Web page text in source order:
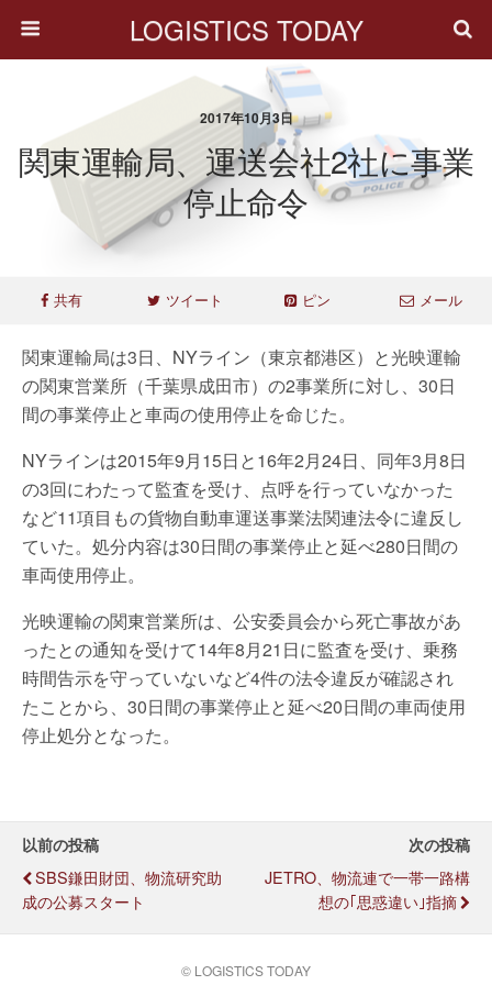
LOGISTICS TODAY
2017年10月3日
関東運輸局、運送会社2社に事業
停止命令
共有 ツイート ピン メール
関東運輸局は3日、NYライン（東京都港区）と光映運輸
の関東営業所（千葉県成田市）の2事業所に対し、30日
間の事業停止と車両の使用停止を命じた。
NYラインは2015年9月15日と16年2月24日、同年3月8日
の3回にわたって監査を受け、点呼を行っていなかった
など11項目もの貨物自動車運送事業法関連法令に違反し
ていた。処分内容は30日間の事業停止と延べ280日間の
車両使用停止。
光映運輸の関東営業所は、公安委員会から死亡事故があ
ったとの通知を受けて14年8月21日に監査を受け、乗務
時間告示を守っていないなど4件の法令違反が確認され
たことから、30日間の事業停止と延べ20日間の車両使用
停止処分となった。
以前の投稿
SBS鎌田財団、物流研究助
成の公募スタート
次の投稿
JETRO、物流連で一帯一路構
想の｢思惑違い｣指摘
© LOGISTICS TODAY